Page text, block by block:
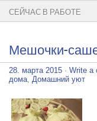
СЕЙЧАС В РАБОТЕ
Мешочки-
28. марта 2015 · Write a
дома Домашний уют